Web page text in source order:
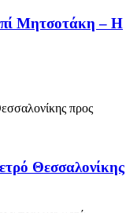
Μητσοτάκη – Η
Θεσσαλονίκης